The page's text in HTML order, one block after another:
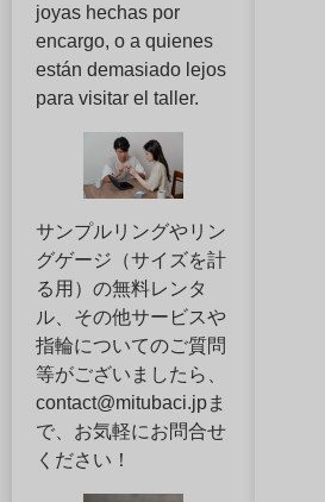
joyas hechas por
encargo, o a quienes
están demasiado lejos
para visitar el taller.
サンプルリングやリン
グゲージ（サイズを計
る用）の無料レンタ
ル、その他サービスや
指輪についてのご質問
等がございましたら、
contact@mitubaci.jpま
で、お気軽にお問合せ
ください！